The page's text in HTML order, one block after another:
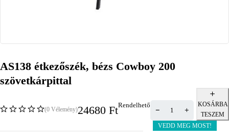
AS138 étkezőszék, bézs Cowboy 200
szövetkárpittal
(0 Vélemény)24680 FtRendelhető
KOSÁRBA
TESZEM
VEDD MEG MOST!